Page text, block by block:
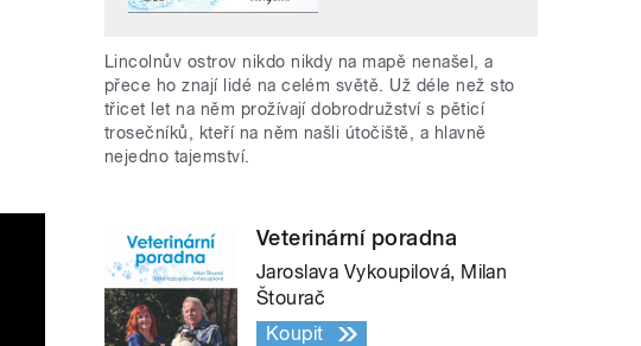
Lincolnův ostrov nikdo nikdy na mapě nenašel, a
přece ho znají lidé na celém světě. Už déle než sto
třicet let na něm prožívají dobrodružství s pěticí
trosečníků, kteří na něm našli útočiště, a hlavně
nejedno tajemství.
Veterinární poradna
Jaroslava Vykoupilová, Milan
Štourač
Koupit